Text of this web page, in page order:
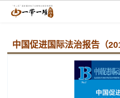
中国促进国际法治报告（